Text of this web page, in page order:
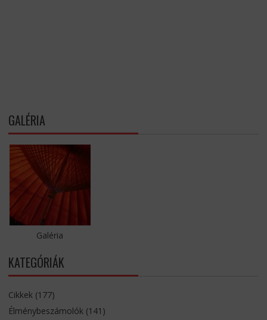
GALÉRIA
Galéria
KATEGÓRIÁK
Cikkek(177)
Élménybeszámolók(141)